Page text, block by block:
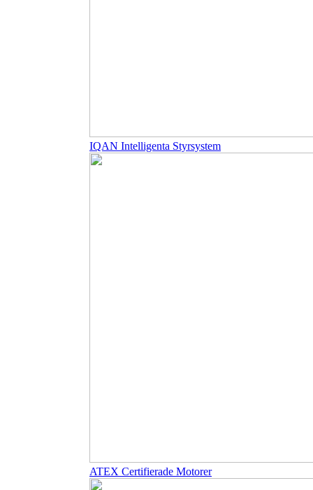
IQAN Intelligenta Styrsystem
ATEX Certifierade Motorer